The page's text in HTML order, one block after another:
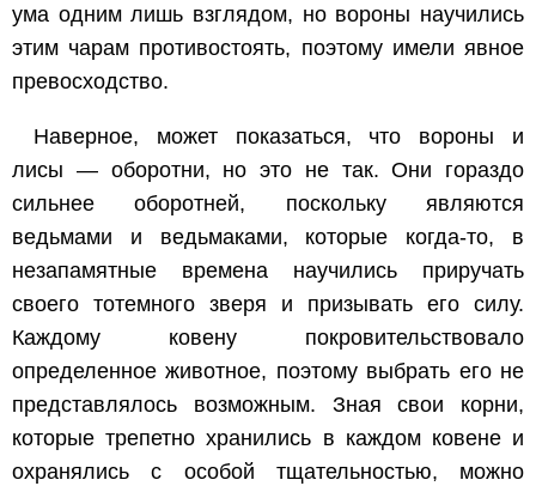
ума одним лишь взглядом, но вороны научились
этим чарам противостоять, поэтому имели явное
превосходство.
Наверное, может показаться, что вороны и
лисы — оборотни, но это не так. Они гораздо
сильнее оборотней, поскольку являются
ведьмами и ведьмаками, которые когда-то, в
незапамятные времена научились приручать
своего тотемного зверя и призывать его силу.
Каждому ковену покровительствовало
определенное животное, поэтому выбрать его не
представлялось возможным. Зная свои корни,
которые трепетно хранились в каждом ковене и
охранялись с особой тщательностью, можно